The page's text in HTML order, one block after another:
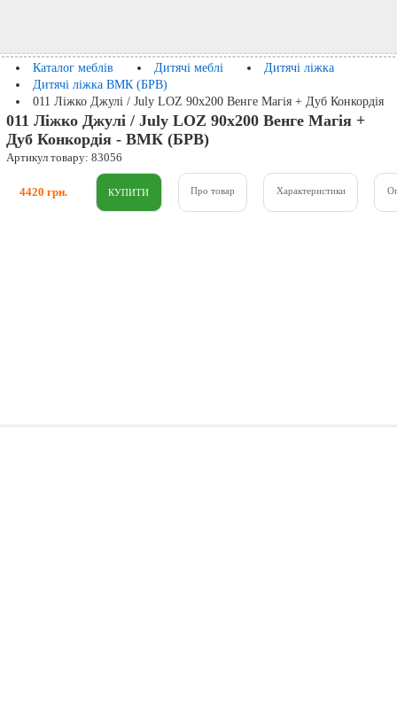
Каталог меблів Дитячі меблі
Дитячі ліжка
Дитячі ліжка ВМК (БРВ)
011 Ліжко Джулі / July LOZ 90х200 Венге Магія + Дуб Конкордія
011 Ліжко Джулі / July LOZ 90х200 Венге Магія +
Дуб Конкордія - ВМК (БРВ)
Артикул товару: 83056
4420 грн. Про товар Характеристики